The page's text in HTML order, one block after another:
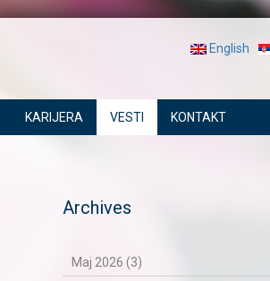
English
KARIJERA VESTI KONTAKT
Archives
Maj 2026 (3)